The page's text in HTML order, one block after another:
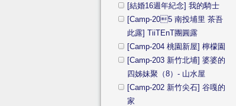
[結婚16週年紀念] 我的騎士
[Camp-205 南投埔里 茶吾
此露] TiiTEnT團圓露
[Camp-204 桃園新屋] 檸檬園
[Camp-203 新竹北埔] 婆婆的
四姊妹聚（8）- 山水屋
[Camp-202 新竹尖石] 谷嘎的
家